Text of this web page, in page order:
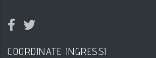
COORDINATE INGRESSI